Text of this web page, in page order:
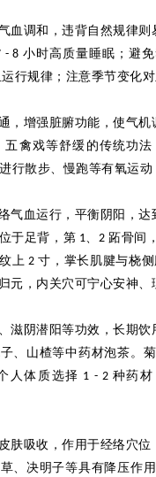
血调和，违背自然规律
- 8 小时高质量睡眠；避
行规律；注意季节变化
，增强脏腑功能，使气
五禽戏等舒缓的传统功
行散步、慢跑等有氧运
气血运行，平衡阴阳，
于足背，第 1、 2跖骨间
上 2寸，掌长肌腱与桡
元，内关穴可宁心安神、
滋阴潜阳等功效，长期
、山楂等中药材泡茶。
人体质选择 1 - 2 种药
肤吸收，作用于经络穴
、决明子等具有降压作